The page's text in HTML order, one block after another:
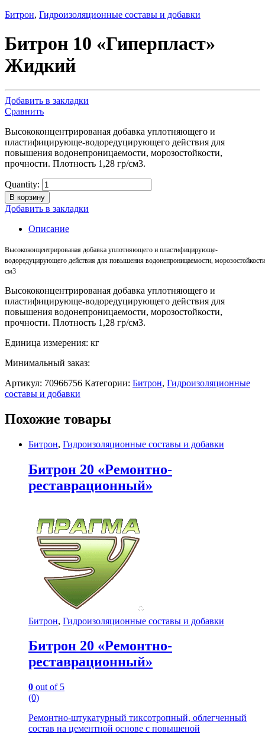
Битрон, Гидроизоляционные составы и добавки
Битрон 10 «Гиперпласт»
Жидкий
Добавить в закладки
Сравнить
Высококонцентрированая добавка уплотняющего и
пластифицирующе-водоредуцирующего действия для
повышения водонепроницаемости, морозостойкости,
прочности. Плотность 1,28 гр/см3.
Quantity:
В корзину
Добавить в закладки
Описание
Высококонцентрированая добавка уплотняющего и пластифицирующе-
водоредуцирующего действия для повышения водонепроницаемости, морозостойкости
см3
Высококонцентрированая добавка уплотняющего и
пластифицирующе-водоредуцирующего действия для
повышения водонепроницаемости, морозостойкости,
прочности. Плотность 1,28 гр/см3.
Единица измерения: кг
Минимальный заказ:
Артикул: 70966756 Категории: Битрон, Гидроизоляционные
составы и добавки
Похожие товары
Битрон, Гидроизоляционные составы и добавки
Битрон 20 «Ремонтно-
реставрационный»
Битрон, Гидроизоляционные составы и добавки
Битрон 20 «Ремонтно-
реставрационный»
0 out of 5
(0)
Ремонтно-штукатурный тиксотропный, облегченный
состав на цементной основе с повышеной